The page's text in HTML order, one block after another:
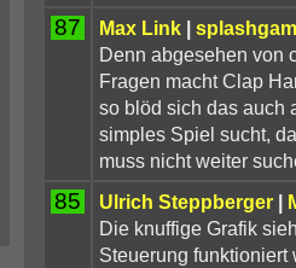
87 Max Link|
Denn abgesehen von
Fragen macht Clap
so blöd sich das auch
simples Spiel sucht,
muss nicht weiter
85 Ulrich Steppberger|
Die knuffige Grafik
Steuerung funktioniert